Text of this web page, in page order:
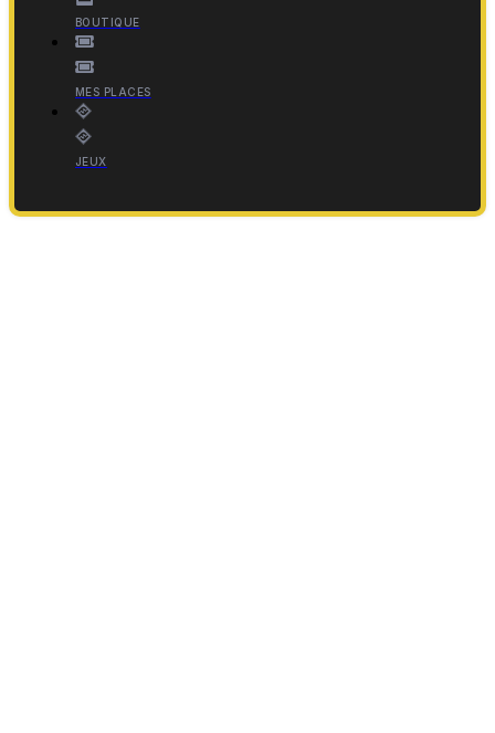
BOUTIQUE
MES PLACES
JEUX